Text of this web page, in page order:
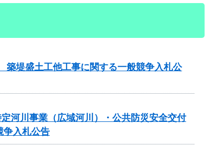
堤盛土工他工事に関する一般競争入札公
河川事業（広域河川）・公共防災安全交付
入札公告